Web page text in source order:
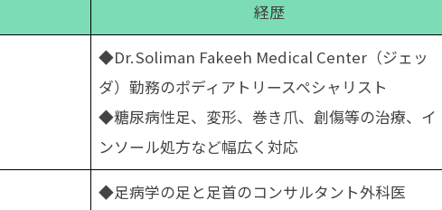
経歴
◆Dr. Soliman Fakeeh Medical Center（ジェッ
ダ）勤務のポディアトリースペシャリスト
◆糖尿病性足、変形、巻き爪、創傷等の治療、イ
ンソール処方など幅広く対応
◆足病学の足と足首のコンサルタント外科医